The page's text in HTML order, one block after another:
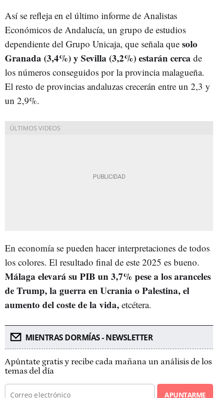
Así se refleja en el último informe de Analistas
Económicos de Andalucía, un grupo de estudios
dependiente del Grupo Unicaja, que señala que solo
Granada (3,4%) y Sevilla (3,2%) estarán cerca de
los números conseguidos por la provincia malagueña.
El resto de provincias andaluzas crecerán entre un 2,3 y
un 2,9%.
En economía se pueden hacer interpretaciones de todos
los colores. El resultado final de este 2025 es bueno.
Málaga elevará su PIB un 3,7% pese a los aranceles
de Trump, la guerra en Ucrania o Palestina, el
aumento del coste de la vida, etcétera.
MIENTRAS DORMÍAS - NEWSLETTER
Apúntate gratis y recibe cada mañana un análisis de los
temas del día
APUNTARME